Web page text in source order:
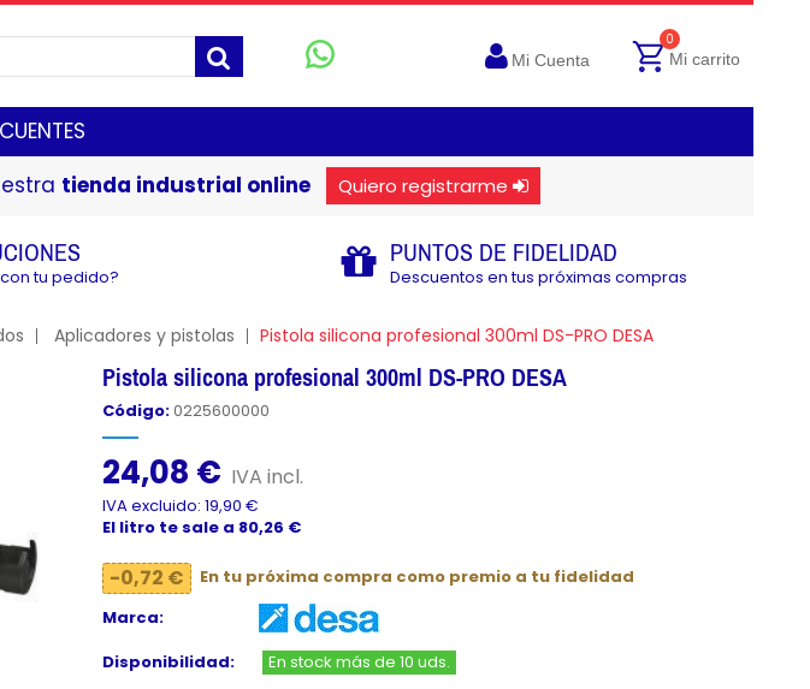
Mi Cuenta
0
Mi carrito
tienda industrial online Quiero registrarme
tu pedido?
PUNTOS DE FIDELIDAD
Descuentos en tus próximas compras
Aplicadores y pistolas Pistola silicona profesional 300ml DS-PRO DESA
Pistola silicona profesional 300ml DS-PRO DESA
Código:0225600000
24,08 € IVA incl.
IVA excluido: 19,90 €
El litro te sale a 80,26 €
-0,72 €
En tu próxima compra como premio a tu fidelidad
Marca:
Disponibilidad:
En stock más de 10 uds.